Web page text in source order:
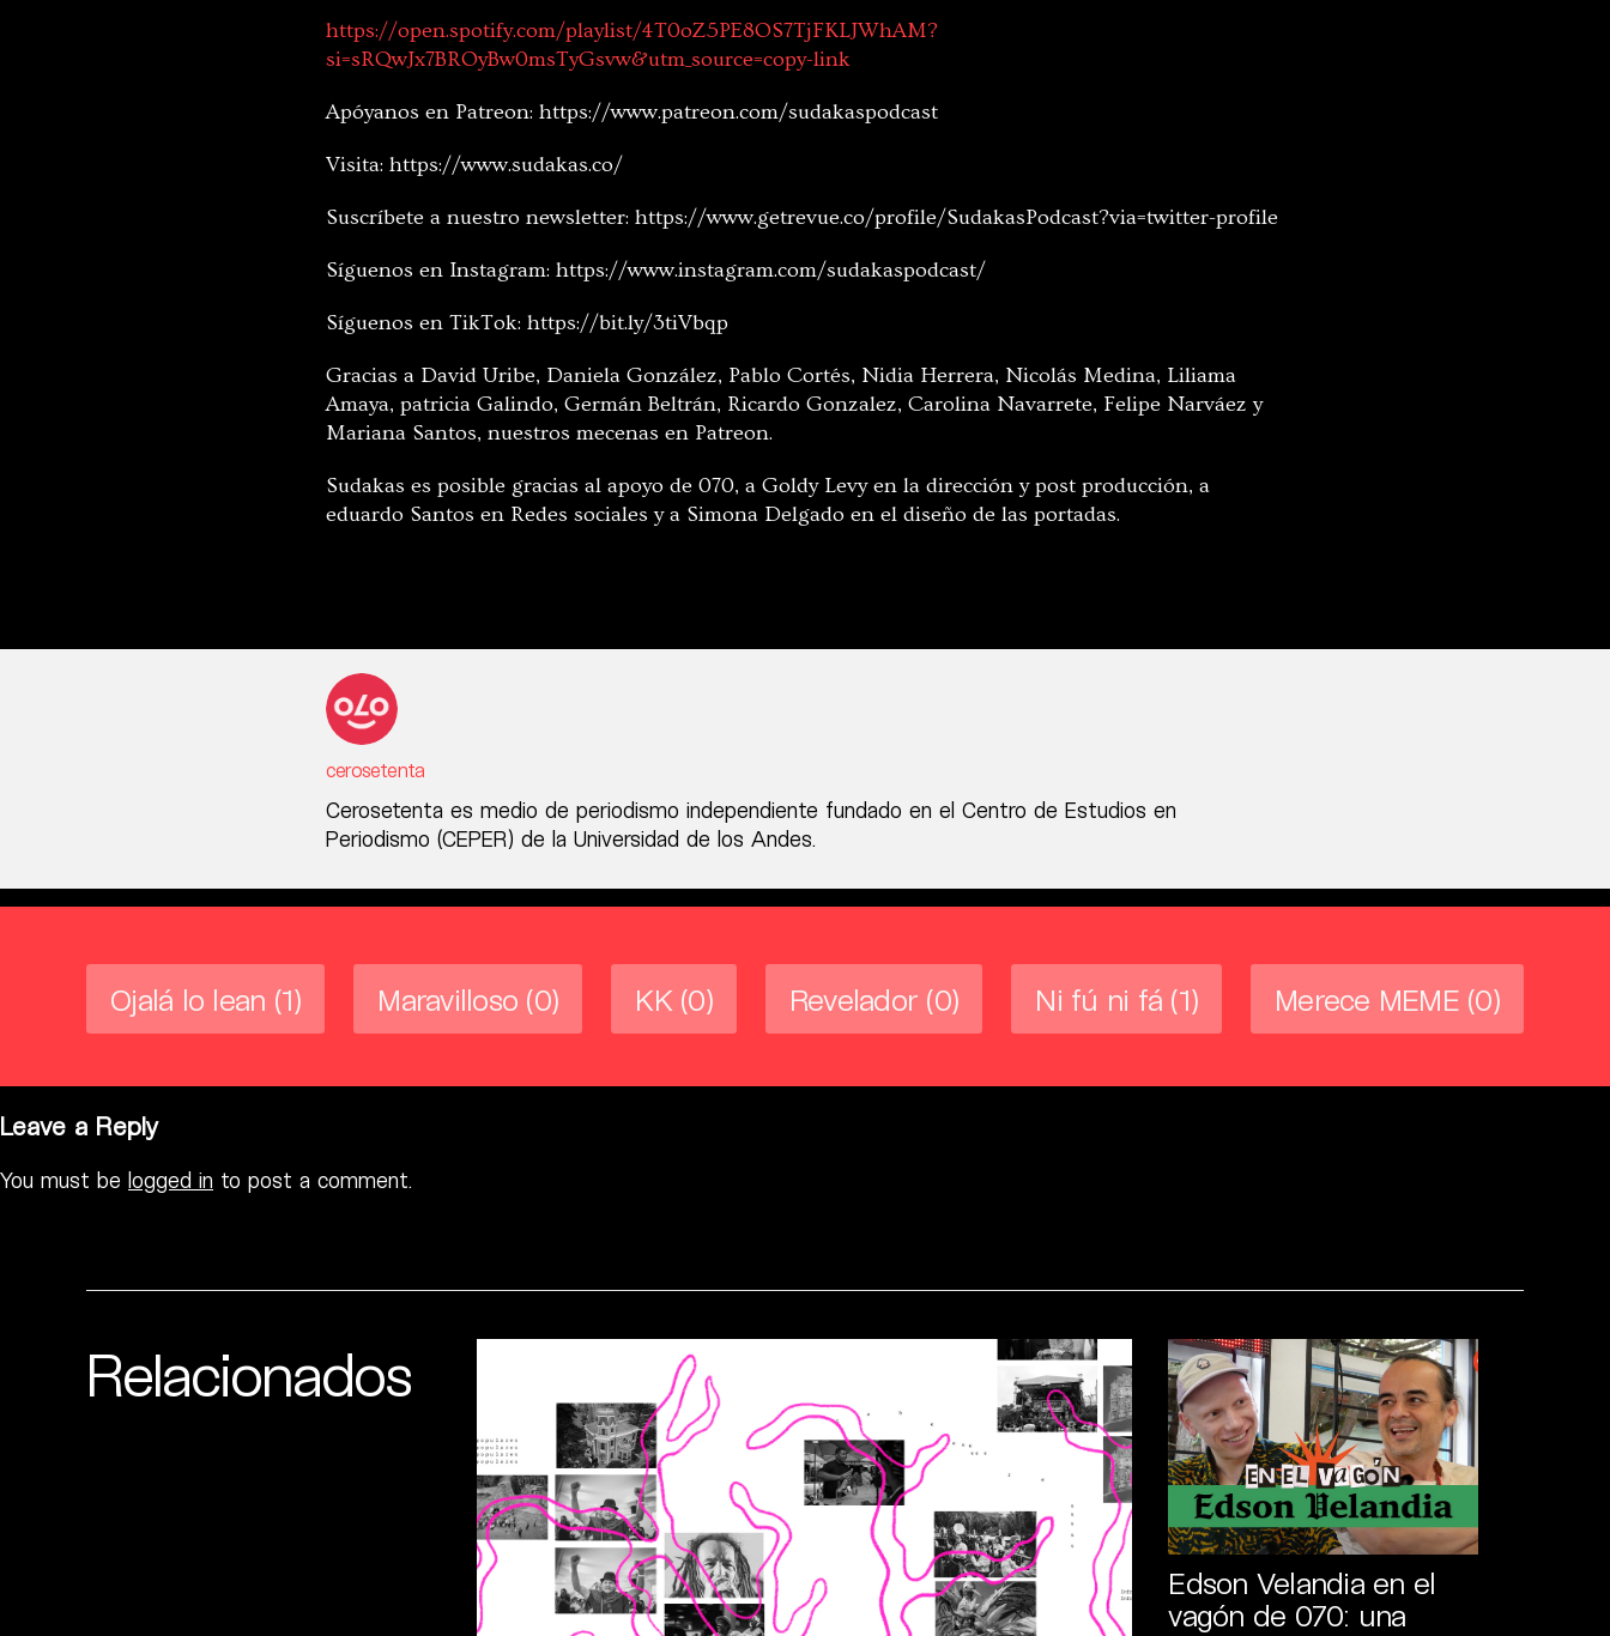
https://open.spotify.com/playlist/4T0oZ5PE8OS7TjFKLJWhAM?
si=sRQwJx7BROyBw0msTyGsvw&utm_source=copy-link
Apóyanos en Patreon: https://www.patreon.com/sudakaspodcast
Visita: https://www.sudakas.co/
Suscríbete a nuestro newsletter: https://www.getrevue.co/profile/SudakasPodcast?via=twitter-profile
Síguenos en Instagram: https://www.instagram.com/sudakaspodcast/
Síguenos en TikTok: https://bit.ly/3tiVbqp
Gracias a David Uribe, Daniela González, Pablo Cortés, Nidia Herrera, Nicolás Medina, Liliama
Amaya, patricia Galindo, Germán Beltrán, Ricardo Gonzalez, Carolina Navarrete, Felipe Narváez y
Mariana Santos, nuestros mecenas en Patreon.
Sudakas es posible gracias al apoyo de 070, a Goldy Levy en la dirección y post producción, a
eduardo Santos en Redes sociales y a Simona Delgado en el diseño de las portadas.
cerosetenta
Cerosetenta es medio de periodismo independiente fundado en el Centro de Estudios en
Periodismo (CEPER) de la Universidad de los Andes.
Ojalá lo lean (1) Maravilloso (0) KK (0) Revelador (0) Ni fú ni fá (1) Merece MEME (0)
Leave a Reply
You must be logged in to post a comment.
Relacionados
Edson Velandia en el
vagón de 070: una